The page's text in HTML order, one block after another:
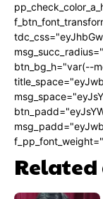
btn_bg_h="var(--